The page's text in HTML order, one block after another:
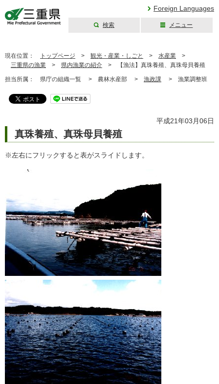
Foreign Languages
検索 メニュー
現在位置： トップページ > 観光・産業・しごと > 水産業 >
三重県の漁業 > 県内漁業の紹介 > 【漁法】真珠養殖、真珠母貝養殖
担当所属： 県庁の組織一覧 > 農林水産部 > 漁政課 > 漁業調整班
平成21年03月06日
真珠養殖、真珠母貝養殖
※左右にフリックすると表がスライドします。